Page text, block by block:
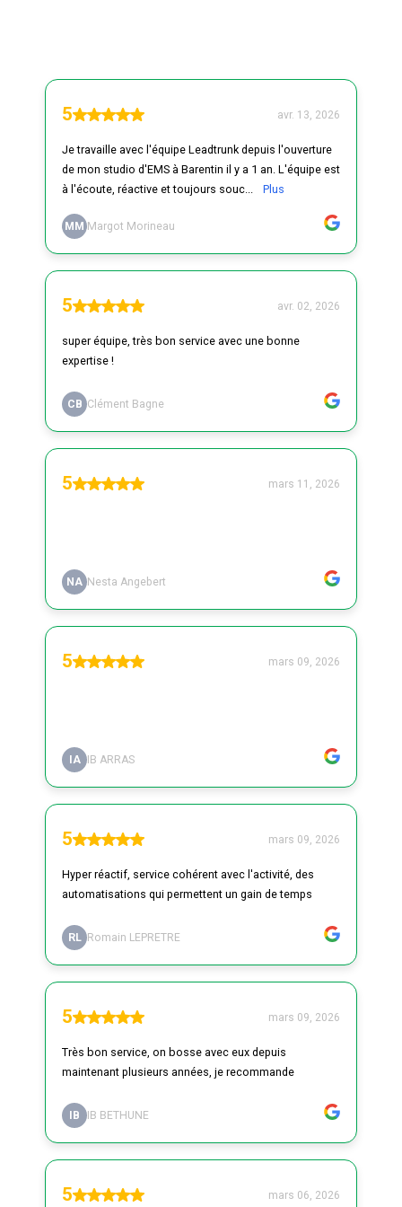
5 avr. 13, 2026
Je travaille avec l'équipe Leadtrunk depuis l'ouverture
de mon studio d'EMS à Barentin il y a 1 an. L'équipe est
à l'écoute, réactive et toujours souc...
Plus
MM Margot Morineau
5 avr. 02, 2026
super équipe, très bon service avec une bonne
expertise !
CB Clément Bagne
5 mars 11, 2026
NA Nesta Angebert
5 mars 09, 2026
IA IB ARRAS
5 mars 09, 2026
Hyper réactif, service cohérent avec l'activité, des
automatisations qui permettent un gain de temps
RL Romain LEPRETRE
5 mars 09, 2026
Très bon service, on bosse avec eux depuis
maintenant plusieurs années, je recommande
IB IB BETHUNE
5 mars 06, 2026